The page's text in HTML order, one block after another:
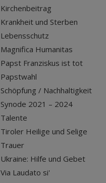
Kirchenbeitrag
Krankheit und Sterben
Lebensschutz
Magnifica Humanitas
Papst Franziskus ist tot
Papstwahl
Schöpfung / Nachhaltigkeit
Synode 2021 – 2024
Talente
Tiroler Heilige und Selige
Trauer
Ukraine: Hilfe und Gebet
Via Laudato si'